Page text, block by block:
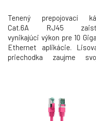
Tenený prepojovací
Cat.6A RJ45
vynikajúci výkon pre 10
Ethernet aplikácie.
priechodka zaujme
Prierez 4 x 2 x AWG27/7
dĺžky na topánke K
8 farbách